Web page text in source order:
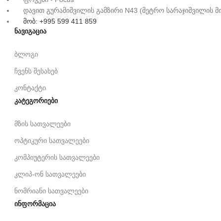
დავით გურამიშვილის გამზირი N43 (მეტრო სარაჯიშვილის
მობ: +995 599 411 859
ნავიგაცია
ბლოგი
ჩვენს შესახებ
კონტაქტი
კატეგორიები
მზის სათვალეები
ოპტიკური სათვალეები
კომპიუტერის სათვალეები
კლიპ-ონ სათვალეები
ნომრიანი სათვალეები
ინფორმაცია